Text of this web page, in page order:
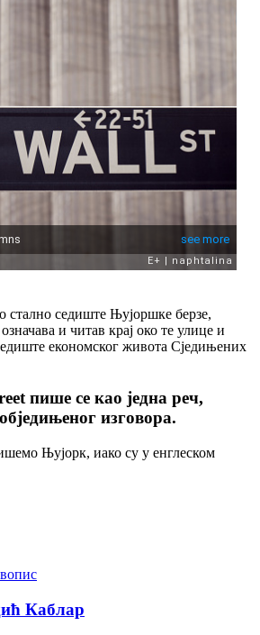
стално седиште Њујоршке берзе,
и читав крај око те улице и
економског живота Сједињених
пише се као једна реч,
изговора.
Њујорк, иако су у енглеском
Каблар